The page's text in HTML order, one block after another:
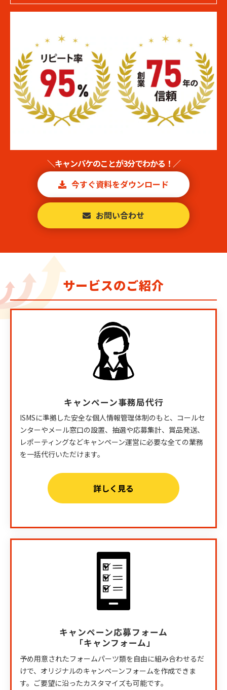
＼キャンパケのことが3分でわかる！／
今すぐ資料をダウンロード
お問い合わせ
サービスのご紹介
キャンペーン事務局代行
ISMSに準拠した安全な個人情報管理体制のもと、コールセ
ンターやメール窓口の設置、抽選や応募集計、賞品発送、
レポーティングなどキャンペーン運営に必要な全ての業務
を一括代行いただけます。
詳しく見る
キャンペーン応募フォーム
「キャンフォーム」
予め用意されたフォームパーツ類を自由に組み合わせるだ
けで、オリジナルのキャンペーンフォームを作成できま
す。ご要望に沿ったカスタマイズも可能です。